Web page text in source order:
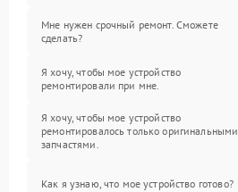
Мне нужен срочный ремонт. Сможете
сделать?
Я хочу, чтобы мое устройство
ремонтировали при мне.
Я хочу, чтобы мое устройство
ремонтировалось только оригинальными
запчастями.
Как я узнаю, что мое устройство готово?